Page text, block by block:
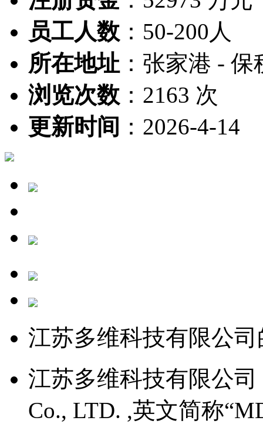
员工人数 ： 50-200人
所在地址 ： 张家港 - 保
浏览次数 ： 2163 次
更新时间 ： 2026-4-14
江苏多维科技有限公
江苏多维科技有限公司
Co., LTD. ,英文简称